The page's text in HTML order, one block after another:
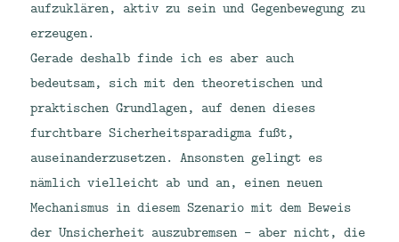
aufzuklären, aktiv zu sein und Gegenbewegung zu
erzeugen.
Gerade deshalb finde ich es aber auch
bedeutsam, sich mit den theoretischen und
praktischen Grundlagen, auf denen dieses
furchtbare Sicherheitsparadigma fußt,
auseinanderzusetzen. Ansonsten gelingt es
nämlich vielleicht ab und an, einen neuen
Mechanismus in diesem Szenario mit dem Beweis
der Unsicherheit auszubremsen – aber nicht, die